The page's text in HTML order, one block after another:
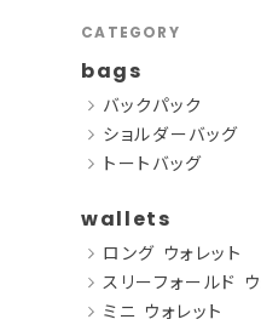
CATEGORY
bags
バックパック
ショルダーバッグ
トートバッグ
wallets
ロング ウォレット
スリーフォールド ウ
ミニ ウォレット